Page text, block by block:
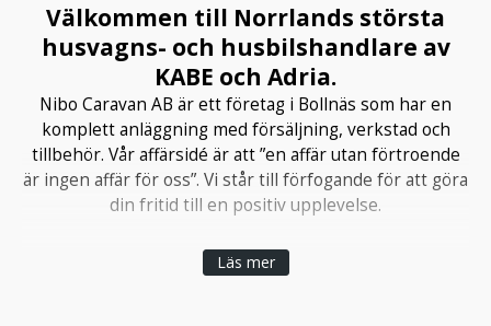
Välkommen till Norrlands största
husvagns- och husbilshandlare av
KABE och Adria.
Nibo Caravan AB är ett företag i Bollnäs som har en
komplett anläggning med försäljning, verkstad och
tillbehör. Vår affärsidé är att ”en affär utan förtroende
är ingen affär för oss”. Vi står till förfogande för att göra
din fritid till en positiv upplevelse.
Om oss.
Nytt och begagnat
Läs mer